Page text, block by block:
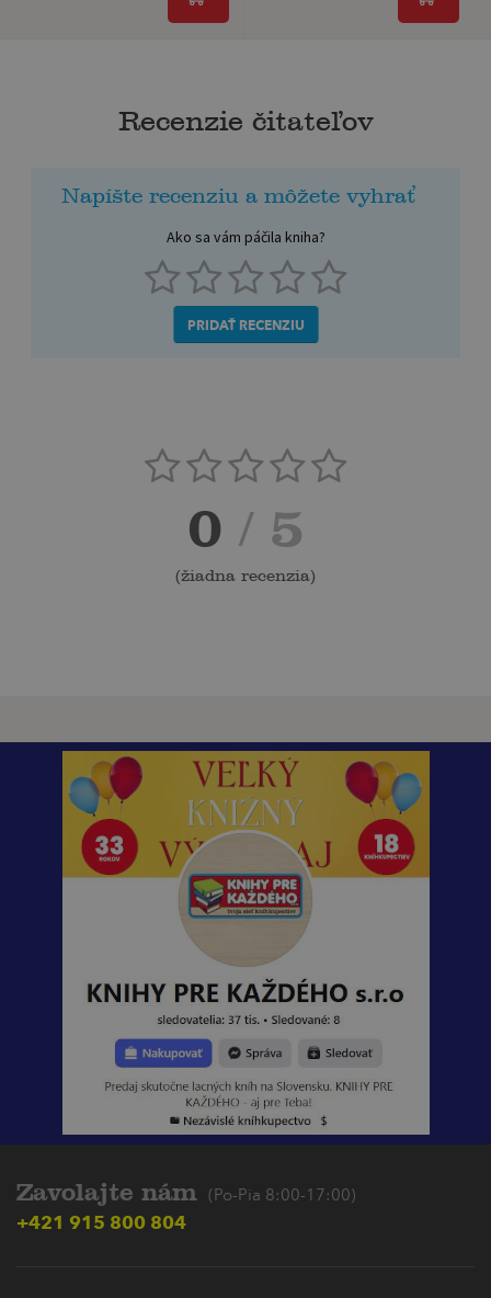
Recenzie čitateľov
Napíšte recenziu a môžete vyhrať
Ako sa vám páčila kniha?
PRIDAŤ RECENZIU
0 / 5
(žiadna recenzia)
Zavolajte nám (Po-Pia 8:00-17:00)
+421 915 800 804